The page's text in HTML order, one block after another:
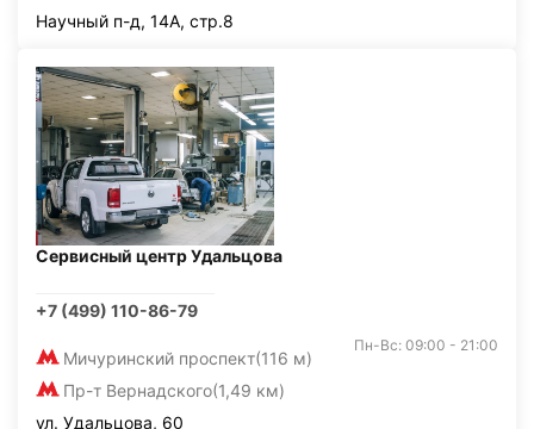
Научный п-д, 14А, стр.8
Сервисный центр Удальцова
+7 (499) 110-86-79
Мичуринский проспект(116 м)
Пр-т Вернадского(1,49 км)
Пн-Вс: 09:00 - 21:00
ул. Удальцова, 60